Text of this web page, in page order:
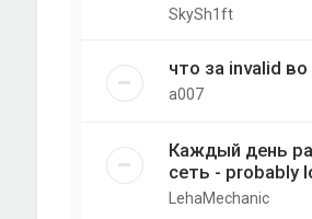
SkySh1ft
что за invalid
a007
Каждый день
сеть - probably
LehaMechanic